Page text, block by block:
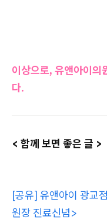
이상으로, 유앤아이의
다.
< 함께 보면 좋은 글 >
[공유] 유앤아이 광교
원장 진료신념>